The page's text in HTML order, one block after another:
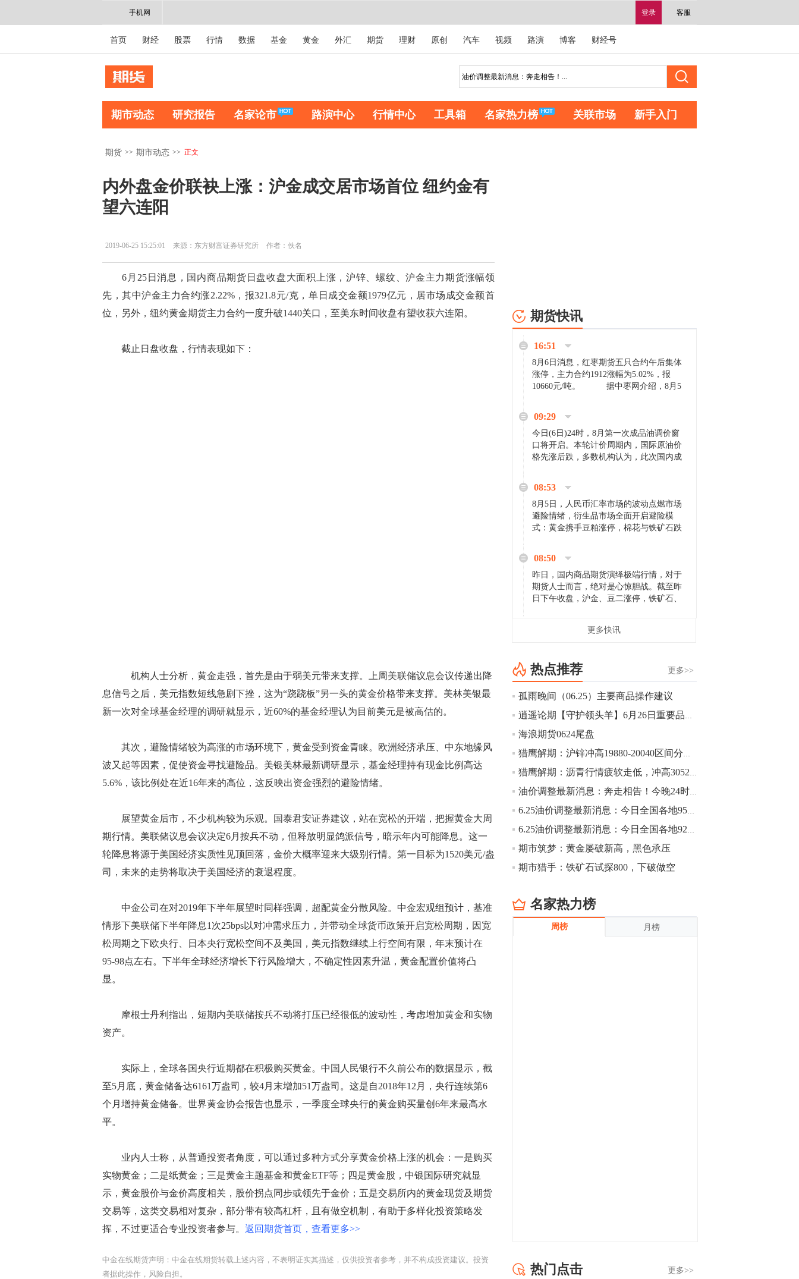
登录 客服
手机网
首页 财经 股票 行情 数据 基金 黄金 外汇 期货 理财 原创 汽车 视频 路演 博客 财经号
期市动态 研究报告 名家论市 路演中心 行情中心 工具箱 名家热力榜 关联市场 新手入门
期货 >> 期市动态 >> 正文
内外盘金价联袂上涨：沪金成交居市场首位 纽约金有
望六连阳
2019-06-25 15:25:01 来源：东方财富证券研究所 作者：佚名
6月25日消息，国内商品期货日盘收盘大面积上涨，沪锌、螺纹、沪金主力期货涨幅领
先，其中沪金主力合约涨2.22%，报321.8元/克，单日成交金额1979亿元，居市场成交金额首
位，另外，纽约黄金期货主力合约一度升破1440关口，至美东时间收盘有望收获六连阳。
截止日盘收盘，行情表现如下：
机构人士分析，黄金走强，首先是由于弱美元带来支撑。上周美联储议息会议传递出降
息信号之后，美元指数短线急剧下挫，这为“跷跷板”另一头的黄金价格带来支撑。美林美银最
新一次对全球基金经理的调研就显示，近60%的基金经理认为目前美元是被高估的。
其次，避险情绪较为高涨的市场环境下，黄金受到资金青睐。欧洲经济承压、中东地缘风
波又起等因素，促使资金寻找避险品。美银美林最新调研显示，基金经理持有现金比例高达
5.6%，该比例处在近16年来的高位，这反映出资金强烈的避险情绪。
展望黄金后市，不少机构较为乐观。国泰君安证券建议，站在宽松的开端，把握黄金大周
期行情。美联储议息会议决定6月按兵不动，但释放明显鸽派信号，暗示年内可能降息。这一
轮降息将源于美国经济实质性见顶回落，金价大概率迎来大级别行情。第一目标为1520美元/盎
司，未来的走势将取决于美国经济的衰退程度。
中金公司在对2019年下半年展望时同样强调，超配黄金分散风险。中金宏观组预计，基准
情形下美联储下半年降息1次25bps以对冲需求压力，并带动全球货币政策开启宽松周期，因宽
松周期之下欧央行、日本央行宽松空间不及美国，美元指数继续上行空间有限，年末预计在
95-98点左右。下半年全球经济增长下行风险增大，不确定性因素升温，黄金配置价值将凸
显。
摩根士丹利指出，短期内美联储按兵不动将打压已经很低的波动性，考虑增加黄金和实物
资产。
实际上，全球各国央行近期都在积极购买黄金。中国人民银行不久前公布的数据显示，截
至5月底，黄金储备达6161万盎司，较4月末增加51万盎司。这是自2018年12月，央行连续第6
个月增持黄金储备。世界黄金协会报告也显示，一季度全球央行的黄金购买量创6年来最高水
平。
业内人士称，从普通投资者角度，可以通过多种方式分享黄金价格上涨的机会：一是购买
实物黄金；二是纸黄金；三是黄金主题基金和黄金ETF等；四是黄金股，中银国际研究就显
示，黄金股价与金价高度相关，股价拐点同步或领先于金价；五是交易所内的黄金现货及期货
交易等，这类交易相对复杂，部分带有较高杠杆，且有做空机制，有助于多样化投资策略发
挥，不过更适合专业投资者参与。 返回期货首页，查看更多>>
中金在线期货声明：中金在线期货转载上述内容，不表明证实其描述，仅供投资者参考，并不构成投资建议。投资
者据此操作，风险自担。
期货快讯
16:51
8月6日消息，红枣期货五只合约午后集体
涨停，主力合约1912涨幅为5.02%，报
10660元/吨。 据中枣网介绍，8月5
家好货依旧惜售挺...
09:29
今日(6日)24时，8月第一次成品油调价窗
口将开启。本轮计价周期内，国际原油价
格先涨后跌，多数机构认为，此次国内成
08:53
8月5日，人民币汇率市场的波动点燃市场
避险情绪，衍生品市场全面开启避险模
式：黄金携手豆粕涨停，棉花与铁矿石跌
场来看，汇率波动...
08:50
昨日，国内商品期货演绎极端行情，对于
期货人士而言，绝对是心惊胆战。截至昨
日下午收盘，沪金、豆二涨停，铁矿石、
[imgnobrwh] src=...
跌幅达6%，报689.5元/吨，刷新近两个月
低位。
14:20
方正有色研究团队：高度重视贵金属的阶
段性机会。自年初以来沪金上涨16.93%，
立涨势，白银将开启补涨，且涨幅超过黄
金，金银比有望高位回归。
13:55
豆二期货主力合约涨停，涨幅达3.98%，报
CBOT大豆期货市场上涨，11月期约收高
影响，夜盘连粕高位窄幅震荡，建议短线
操作为主。 ...
13:54
8月5日消息，内外盘贵金属强劲走升，沪
金主力合约涨停，涨幅3.99%，报334.00
幅扩大至4.4%。
更多快讯
更多>>
热点推荐
孤雨晚间（06.25）主要商品操作建议
逍遥论期【守护领头羊】6月26日重要品种分析及交易机会
海浪期货0624尾盘
猎鹰解期：沪锌冲高19880-20040区间分批进场空单策略
猎鹰解期：沥青行情疲软走低，冲高3052-3070区间空单策略
油价调整最新消息：奔走相告！今晚24时全国统一下调油价，明天再去加油...
6.25油价调整最新消息：今日全国各地95号汽油价格查询一览
6.25油价调整最新消息：今日全国各地92号汽油价格查询一览
期市筑梦：黄金屡破新高，黑色承压
期市猎手：铁矿石试探800，下破做空
名家热力榜
周榜 月榜
更多>>
热门点击